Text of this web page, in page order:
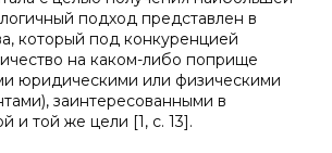
подход представлен в
который под конкуренцией
на каком-либо поприще
юридическими или физическими
заинтересованными в
и той же цели [1, с. 13].